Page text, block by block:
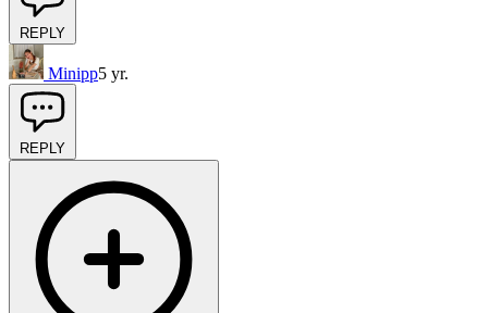
REPLY
Minipp5 yr.
REPLY